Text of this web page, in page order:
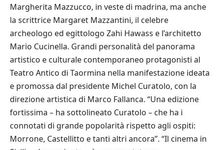
Margherita Mazzucco, in veste di madrina, ma anche
la scrittrice Margaret Mazzantini, il celebre
archeologo ed egittologo Zahi Hawass e l’architetto
Mario Cucinella. Grandi personalità del panorama
artistico e culturale contemporaneo protagonisti al
Teatro Antico di Taormina nella manifestazione ideata
e promossa dal presidente Michel Curatolo, con la
direzione artistica di Marco Fallanca. “Una edizione
fortissima – ha sottolineato Curatolo – che ha i
connotati di grande popolarità rispetto agli ospiti:
Morrone, Castellitto e tanti altri ancora”. “Il cinema in